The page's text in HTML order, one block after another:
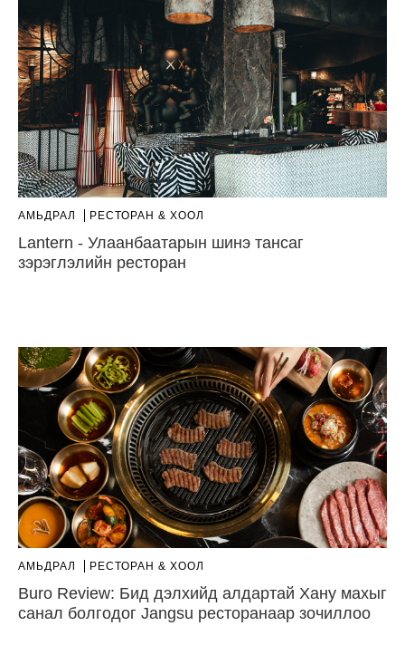
АМЬДРАЛ РЕСТОРАН & ХООЛ
Lantern - Улаанбаатарын шинэ тансаг
зэрэглэлийн ресторан
АМЬДРАЛ РЕСТОРАН & ХООЛ
Buro Review: Бид дэлхийд алдартай Хану махыг
санал болгодог Jangsu ресторанаар зочиллоо